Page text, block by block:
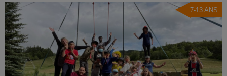
7-13 ANS